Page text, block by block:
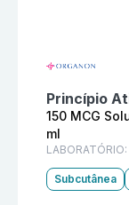
Princípio
150 MCG
ml
LABORATÓRIO:
Subcutânea